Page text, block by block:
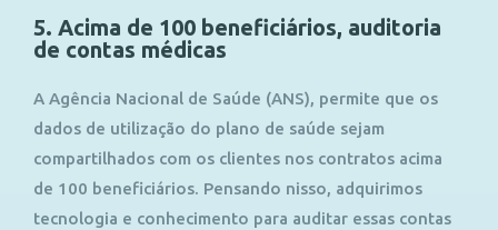
5. Acima de 100 beneficiários, auditoria
de contas médicas
A Agência Nacional de Saúde (ANS), permite que os
dados de utilização do plano de saúde sejam
compartilhados com os clientes nos contratos acima
de 100 beneficiários. Pensando nisso, adquirimos
tecnologia e conhecimento para auditar essas contas